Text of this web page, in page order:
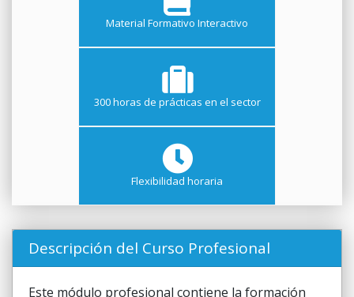
Material Formativo Interactivo
300 horas de prácticas en el sector
Flexibilidad horaria
Descripción del Curso Profesional
Este módulo profesional contiene la formación